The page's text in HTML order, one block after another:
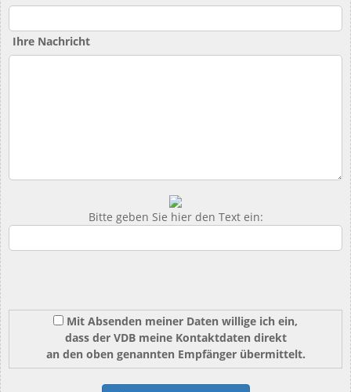
Ihre Nachricht
Bitte geben Sie hier den Text ein:
Mit Absenden meiner Daten willige ich ein,
dass der VDB meine Kontaktdaten direkt
an den oben genannten Empfänger übermittelt.